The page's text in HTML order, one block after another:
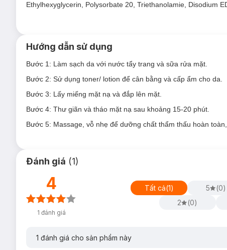
3. Mặt Nạ Lebelage Charcoal Solution Mask
để lỗ chân lông được thông thoáng, mang lại sáng mịn, cải
Ethylhexyglycerin, Polysorbate 20, Triethanolamie, Disodium
Hướng dẫn sử dụng
Bước 1: Làm sạch da với nước tẩy trang và sữa rửa mặt.
Bước 2: Sử dụng toner/ lotion để cân bằng và cấp ẩm cho da.
Bước 3: Lấy miếng mặt nạ và đắp lên mặt.
Bước 4: Thư giãn và tháo mặt nạ sau khoảng 15-20 phút.
Bước 5: Massage, vỗ nhẹ để dưỡng chất thẩm thấu hoàn
Đánh giá (1)
4
1 đánh giá
Tất cả(1) 5 (0)
2
(0)
1 đánh giá cho sản phẩm này